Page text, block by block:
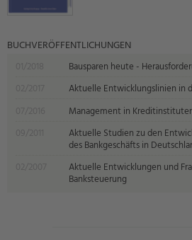
BUCHVERÖFFENTLICHUNGEN
Bausparen heute -
Aktuelle Entwicklungslinien in
Management in
Aktuelle Studien zu den
des Bankgeschäfts in
Aktuelle Entwicklungen und
Banksteuerung